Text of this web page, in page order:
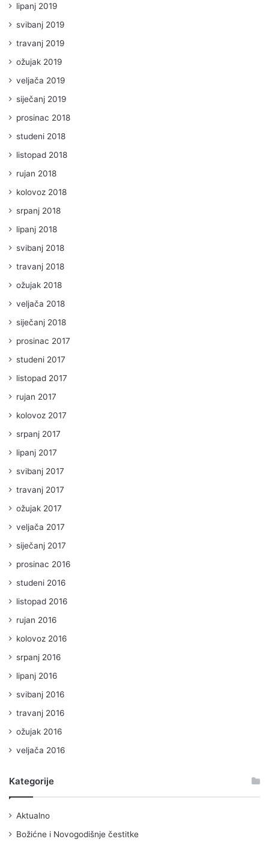
lipanj 2019
svibanj 2019
travanj 2019
ožujak 2019
veljača 2019
siječanj 2019
prosinac 2018
studeni 2018
listopad 2018
rujan 2018
kolovoz 2018
srpanj 2018
lipanj 2018
svibanj 2018
travanj 2018
ožujak 2018
veljača 2018
siječanj 2018
prosinac 2017
studeni 2017
listopad 2017
rujan 2017
kolovoz 2017
srpanj 2017
lipanj 2017
svibanj 2017
travanj 2017
ožujak 2017
veljača 2017
siječanj 2017
prosinac 2016
studeni 2016
listopad 2016
rujan 2016
kolovoz 2016
srpanj 2016
lipanj 2016
svibanj 2016
travanj 2016
ožujak 2016
veljača 2016
Kategorije
Aktualno
Božićne i Novogodišnje čestitke